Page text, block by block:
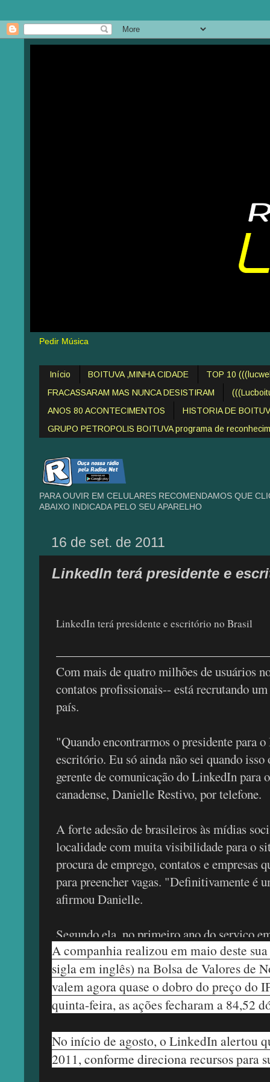
Pedir Música
Início BOITUVA ,MINHA CIDADE
TOP 10
FRACASSARAM MAS NUNCA DESISTIRAM
ANOS 80 ACONTECIMENTOS
HISTORIA DE
GRUPO PETROPOLIS BOITUVA programa de
PARA OUVIR EM CELULARES RECOMENDAMOS QUE
ABAIXO INDICADA PELO SEU APARELHO
16 de set. de 2011
LinkedIn terá presidente e
LinkedIn terá presidente e escritório no Brasil
Com mais de quatro milhões de usuários
contatos profissionais-- está recrutando
país.
"Quando encontrarmos o presidente para
escritório. Eu só ainda não sei quando
gerente de comunicação do LinkedIn para
canadense, Danielle Restivo, por telefone.
A forte adesão de brasileiros às mídias
localidade com muita visibilidade para o
procura de emprego, contatos e empresas
para preencher vagas. "Definitivamente é
afirmou Danielle.
Segundo ela, no primeiro ano do serviço
abril de 2010, foi registrado um
LinkedIn no Brasil de 428 por cento. Os
mostram que o país tinha mais de quatro
ao total do Canadá.
"Importantes companhias brasileiras
como Petrobras, Vivo e Itaú Unibanco",
A companhia realizou em maio deste
sigla em inglês) na Bolsa de Valores de
valem agora quase o dobro do preço do
quinta-feira, as ações fecharam a 84,52
No início de agosto, o LinkedIn alertou
2011, conforme direciona recursos para